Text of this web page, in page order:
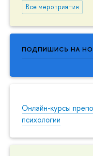
Все мероприятия
ПОДПИШИСЬ НА
Онлайн-курсы
психологии